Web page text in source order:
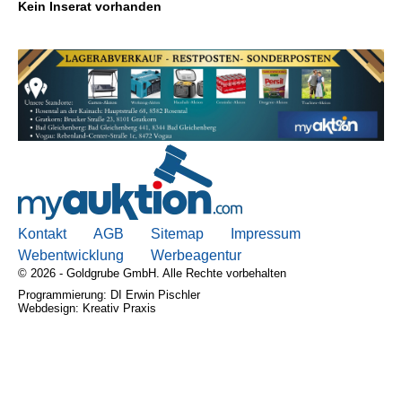
Kontakt
AGB, Nutzungsbedingungen
Impressum
Kein Inserat vorhanden
Kontakt AGB Sitemap
Impressum
Webentwicklung
Werbeagentur
© 2026 - Goldgrube GmbH. Alle Rechte vorbehalten
Programmierung: DI Erwin Pischler
Webdesign: Kreativ Praxis